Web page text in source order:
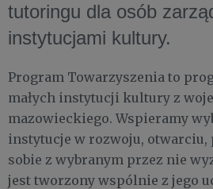
tutoringu dla osób
instytucjami kultury.
Program Towarzyszenia to
małych instytucji kultury z
mazowieckiego. Wspieramy
instytucje w rozwoju, otwarciu,
sobie z wybranym przez nie
jest tworzony wspólnie z jego